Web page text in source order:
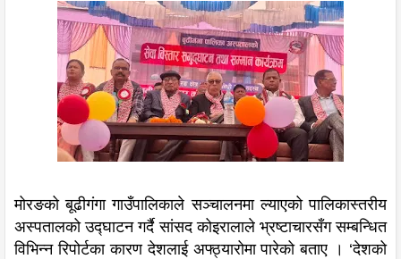
मोरङको बूढीगंगा गाउँपालिकाले सञ्चालनमा ल्याएको पालिकास्तरीय
अस्पतालको उद्घाटन गर्दै सांसद कोइरालाले भ्रष्टाचारसँग सम्बन्धित
विभिन्न रिपोर्टका कारण देशलाई अफ्ठ्यारोमा पारेको बताए । ‘देशको